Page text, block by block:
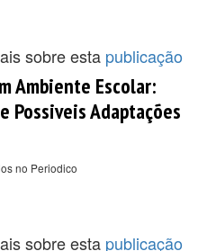
sobre esta publicação
Ambiente Escolar:
Possiveis Adaptações
no Periodico
sobre esta publicação